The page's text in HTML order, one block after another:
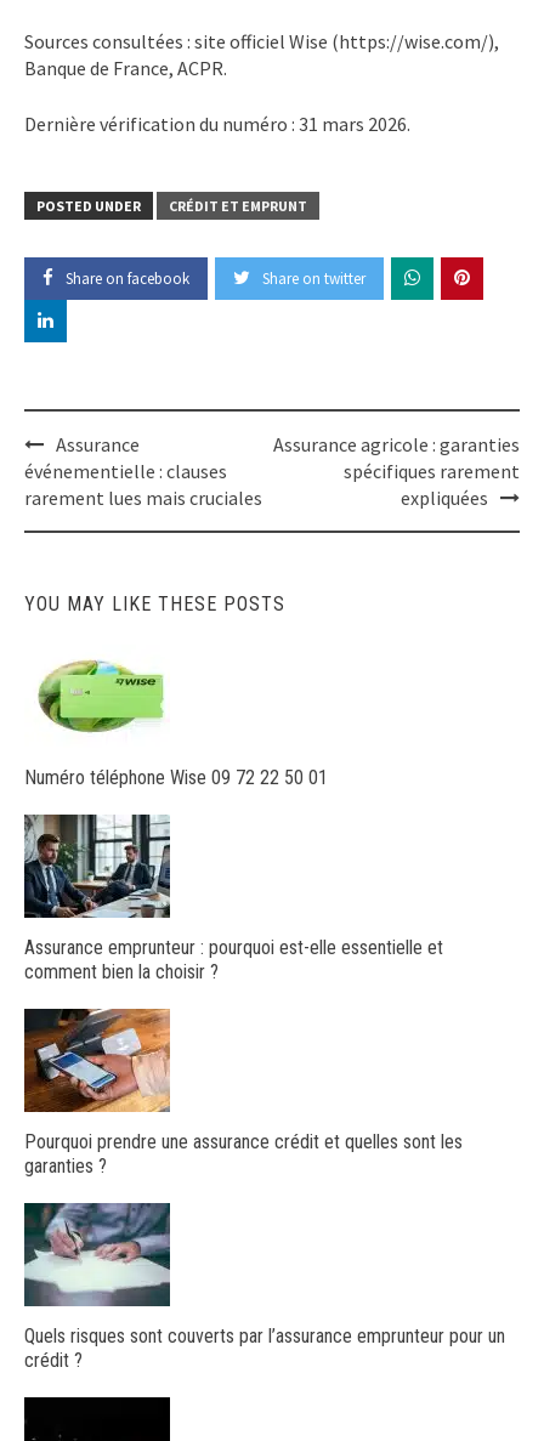
Sources consultées : site officiel Wise (https://wise.com/),
Banque de France, ACPR.
Dernière vérification du numéro : 31 mars 2026.
POSTED UNDER CRÉDIT ET EMPRUNT
Share on facebook Share on twitter
Post
navigation
Assurance
événementielle : clauses
rarement lues mais cruciales
Assurance agricole : garanties
spécifiques rarement
expliquées
YOU MAY LIKE THESE POSTS
Numéro téléphone Wise 09 72 22 50 01
Assurance emprunteur : pourquoi est-elle essentielle et
comment bien la choisir ?
Pourquoi prendre une assurance crédit et quelles sont les
garanties ?
Quels risques sont couverts par l’assurance emprunteur pour un
crédit ?